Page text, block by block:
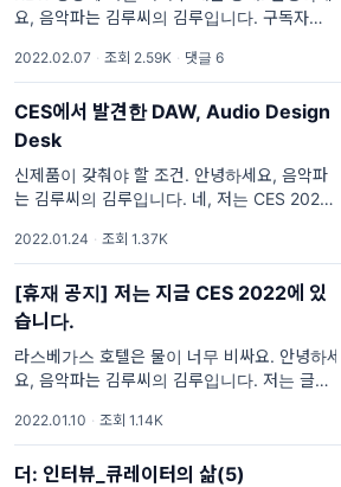
요, 음악파는 김루씨의 김루입니다. 구독자님,
입에 맴도는 노래, 넘쳐흐르는 끼와 재능으로
인기 가도를 달리고 있는 마마무
2022.02.07 · 조회 2.59K · 댓글 6
CES에서 발견한 DAW, Audio Design
Desk
신제품이 갖춰야 할 조건. 안녕하세요, 음악파
는 김루씨의 김루입니다. 네, 저는 CES 2022
짝!! CES발 코로나 감염자가 100명이 넘어간
다는 기사를 보고
2022.01.24 · 조회 1.37K
[휴재 공지] 저는 지금 CES 2022에 있
습니다.
라스베가스 호텔은 물이 너무 비싸요. 안녕하세
요, 음악파는 김루씨의 김루입니다. 저는 글을
에 와있습니다! 와우!! 운이 좋게도 CES에서 저
희 회사를 홍보할 수 있는
2022.01.10 · 조회 1.14K
더: 인터뷰_큐레이터의 삶(5)